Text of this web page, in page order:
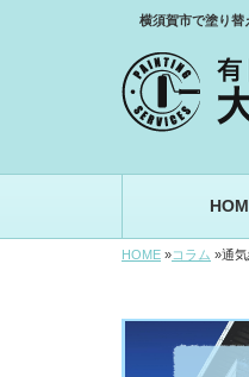
横須賀市で塗り替
HOME »コラム »通